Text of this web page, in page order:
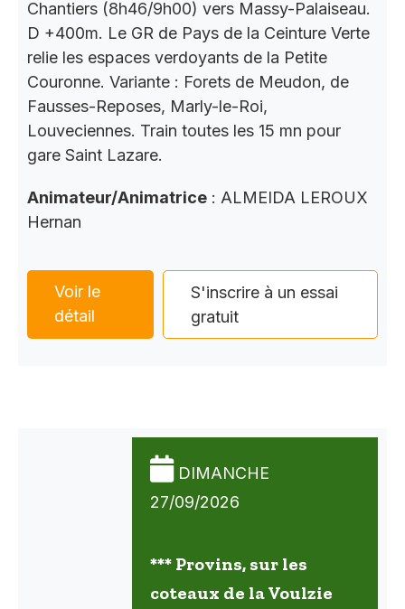
Chantiers (8h46/9h00) vers Massy-Palaiseau.
D +400m. Le GR de Pays de la Ceinture Verte
relie les espaces verdoyants de la Petite
Couronne. Variante : Forets de Meudon, de
Fausses-Reposes, Marly-le-Roi,
Louveciennes. Train toutes les 15 mn pour
gare Saint Lazare.
Animateur/Animatrice : ALMEIDA LEROUX
Hernan
Voir le
détail
S'inscrire à un essai
gratuit
DIMANCHE
27/09/2026
*** Provins, sur les
coteaux de la Voulzie